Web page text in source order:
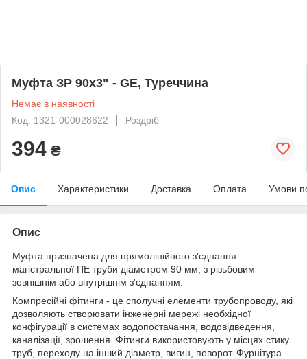
Муфта ЗР 90х3" - GE, Туреччина
Немає в наявності
Код: 1321-000028622
Роздріб
394 ₴
Опис Характеристики Доставка Оплата Умови
Опис
Муфта призначена для прямолінійного з'єднання
магістральної ПЕ труби діаметром 90 мм, з різьбовим
зовнішнім або внутрішнім з'єднанням.
Компресійні фітинги - це сполучні елементи трубопроводу, які
дозволяють створювати інженерні мережі необхідної
конфігурації в системах водопостачання, водовідведення,
каналізації, зрошення. Фітинги використовують у місцях стику
труб, переходу на інший діаметр, вигин, поворот. Фурнітура